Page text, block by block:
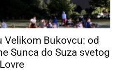
Velikom Bukovcu: od
Sunca do Suza svetog
Lovre